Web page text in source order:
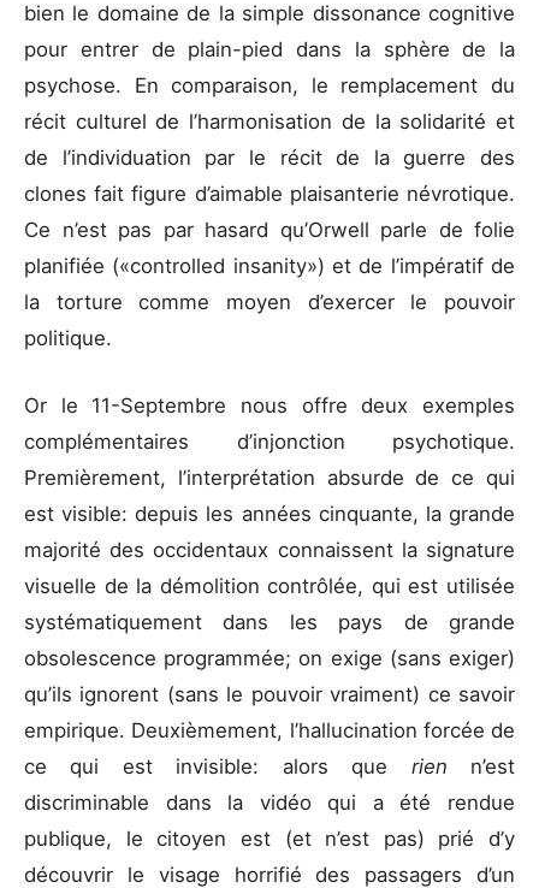
bien le domaine de la simple dissonance cognitive
pour entrer de plain-pied dans la sphère de la
psychose. En comparaison, le remplacement du
récit culturel de l’harmonisation de la solidarité et
de l’individuation par le récit de la guerre des
clones fait figure d’aimable plaisanterie névrotique.
Ce n’est pas par hasard qu’Orwell parle de folie
planifiée («controlled insanity») et de l’impératif de
la torture comme moyen d’exercer le pouvoir
politique.
Or le 11-Septembre nous offre deux exemples
complémentaires d’injonction psychotique.
Premièrement, l’interprétation absurde de ce qui
est visible: depuis les années cinquante, la grande
majorité des occidentaux connaissent la signature
visuelle de la démolition contrôlée, qui est utilisée
systématiquement dans les pays de grande
obsolescence programmée; on exige (sans exiger)
qu’ils ignorent (sans le pouvoir vraiment) ce savoir
empirique. Deuxièmement, l’hallucination forcée de
ce qui est invisible: alors que rien n’est
discriminable dans la vidéo qui a été rendue
publique, le citoyen est (et n’est pas) prié d’y
découvrir le visage horrifié des passagers d’un